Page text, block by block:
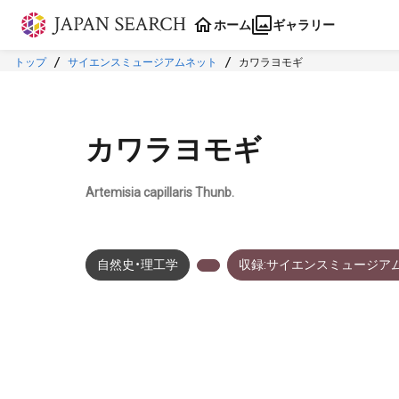
本文に飛ぶ
ホーム ギャラリー
トップ サイエンスミュージアムネット カワラヨモギ
カワラヨモギ
Artemisia capillaris Thunb.
自然史・理工学 収録:サイエンスミュージア